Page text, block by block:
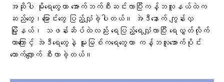
အဆိုပါ မိုးရေတွေဟာ အောက်ဘက်စီးဆင်းလာပြီးကန့်ဘလူနယ်ထဲက
ဆည်တွေ၊မြောင်းတွေ ပြည့်လျှံခဲ့ပါတယ်။ အဲဒီနောက် ကျွန်းလှ
မြို့နယ်၊ သဖန်းဆိပ်ထဲလည်း ရေပြည့်ရေလျှံလာပြီး ရေလွှတ်လိုက်
တာကြောင့် အဲဒီရေတွေနဲ့ မူးမြစ်ကရေတွေဟာ ကန့်ဘလူအောက်ပိုင်း
တောက်လျှောက် စီးလာခဲ့တယ်။